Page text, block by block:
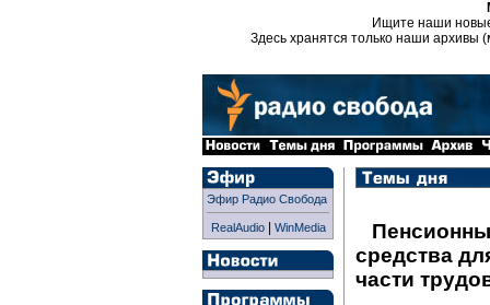
Ищите наши
Здесь хранятся только наши архивы
Эфир Радио Свобода
RealAudio| WinMedia
средства
части